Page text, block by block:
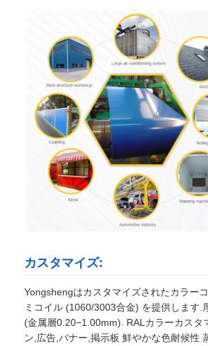
カスタマイズ:
Yongshengはカスタマイズされたカラー
ミコイル (1060/3003合金) を提供します.
(金属層0.20−1.00mm). RALカラーカスタ
ン,広告,バナー,掲示板 鮮やかな色耐候性